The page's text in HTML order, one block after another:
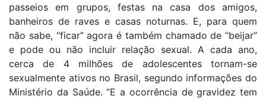
passeios em grupos, festas na casa dos amigos,
banheiros de raves e casas noturnas. E, para quem
não sabe, “ficar” agora é também chamado de “beijar”
e pode ou não incluir relação sexual. A cada ano,
cerca de 4 milhões de adolescentes tornam-se
sexualmente ativos no Brasil, segundo informações do
Ministério da Saúde. “E a ocorrência de gravidez tem